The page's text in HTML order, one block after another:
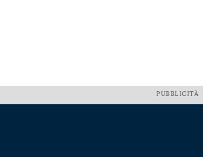
PUBBLICITÀ